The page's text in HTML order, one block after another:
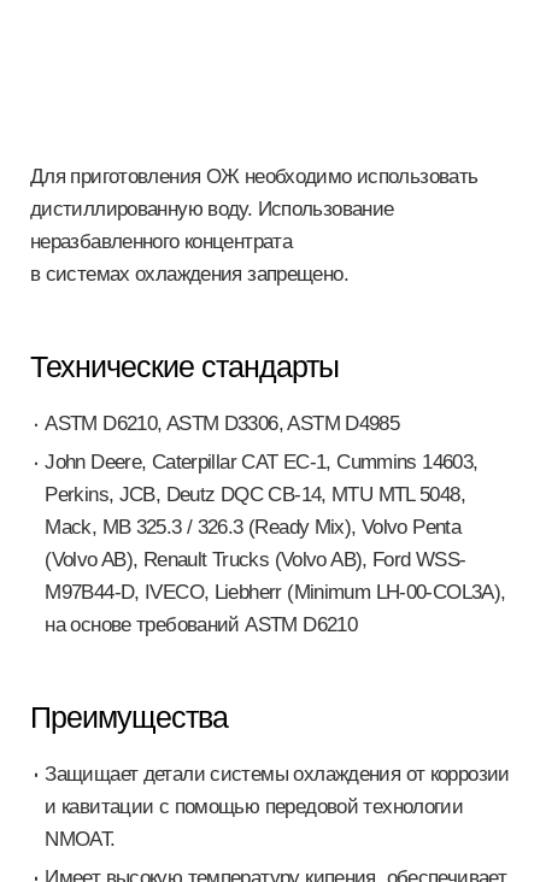
Для приготовления ОЖ необходимо использовать
дистиллированную воду. Использование
неразбавленного концентрата
в системах охлаждения запрещено.
Технические стандарты
ASTM D6210, ASTM D3306, ASTM D4985
John Deere, Caterpillar CAT EC-1, Cummins 14603,
Perkins, JCB, Deutz DQC CB-14, MTU MTL 5048,
Mack, MB 325.3 / 326.3 (Ready Mix), Volvo Penta
(Volvo AB), Renault Trucks (Volvo AB), Ford WSS-
M97B44-D, IVECO, Liebherr (Minimum LH-00-COL3A),
на основе требований ASTM D6210
Преимущества
Защищает детали системы охлаждения от коррозии
и кавитации с помощью передовой технологии
NMOAT.
Имеет высокую температуру кипения, обеспечивает